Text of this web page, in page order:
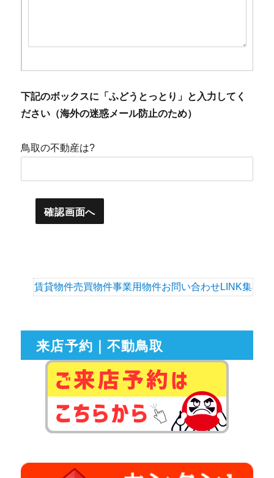
下記のボックスに「ふどうとっとり」と入力してく
ださい（海外の迷惑メール防止のため）
鳥取の不動産は?
賃貸物件売買物件事業用物件お問い合わせLINK集
来店予約｜不動鳥取